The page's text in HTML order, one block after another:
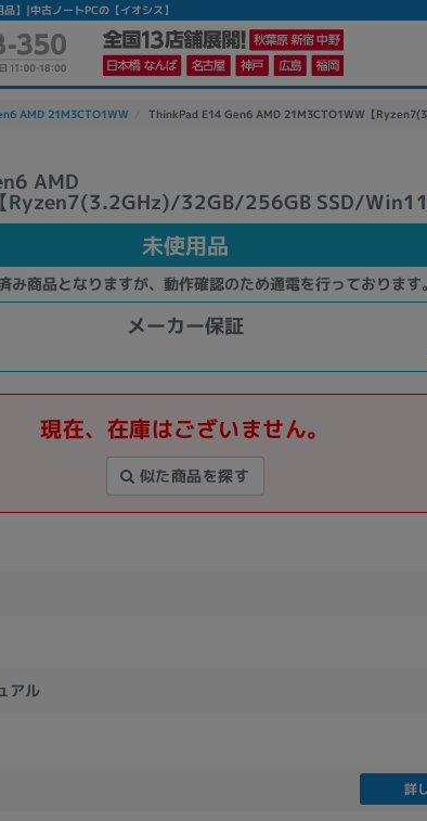
|中古ノートPCの【イオシス】
AMD 21M3CTO1WW ThinkPad E14 Gen6 AMD 21M3CTO1WW【
AMD
Ryzen7(3.2GHz)/32GB/256GB SSD/
未使用品
み商品となりますが、動作確認のため通電を行っております。
メーカー保証
現在、在庫はございません。
似た商品を探す
アル
詳